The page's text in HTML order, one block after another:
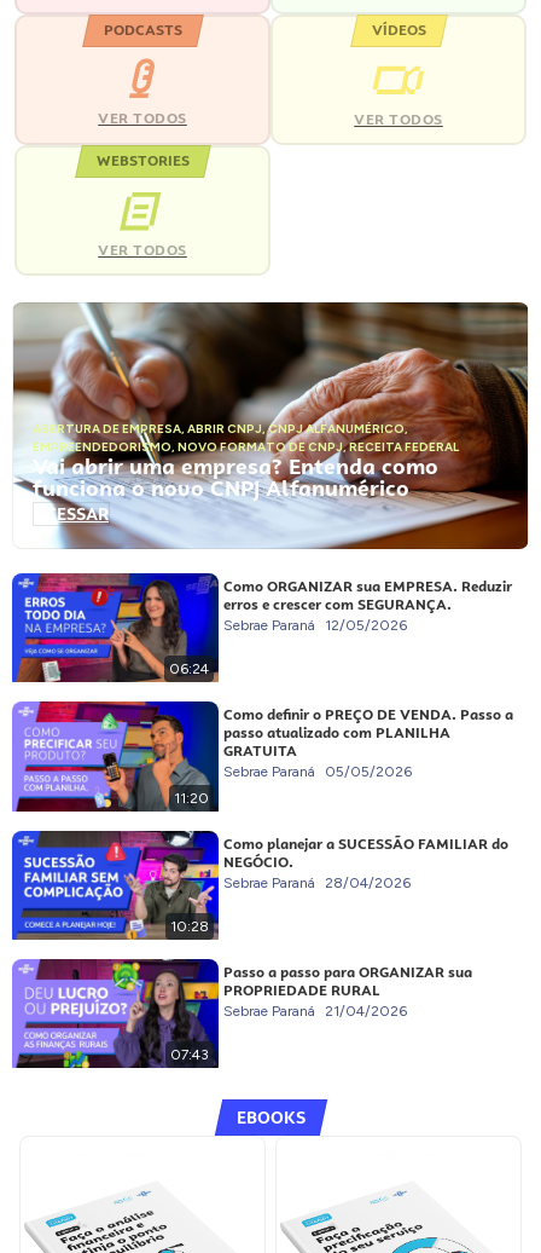
PODCASTS
VER TODOS
VÍDEOS
VER TODOS
WEBSTORIES
VER TODOS
ABERTURA DE EMPRESA, ABRIR CNPJ,CNPJ ALFANUMÉRICO,
EMPREENDEDORISMO, NOVO FORMATO DE CNPJ,RECEITA FEDERAL
Vai abrir uma empresa? Entenda como
funciona o novo CNPJ Alfanumérico
ACESSAR
06:24
Como ORGANIZAR sua EMPRESA. Reduzir
erros e crescer com SEGURANÇA.
Sebrae Paraná 12/05/2026
11:20
Como definir o PREÇO DE VENDA. Passo a
passo atualizado com PLANILHA
GRATUITA
Sebrae Paraná 05/05/2026
10:28
Como planejar a SUCESSÃO FAMILIAR do
NEGÓCIO.
Sebrae Paraná 28/04/2026
07:43
Passo a passo para ORGANIZAR sua
PROPRIEDADE RURAL
Sebrae Paraná 21/04/2026
EBOOKS